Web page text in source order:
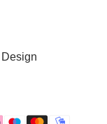
Design